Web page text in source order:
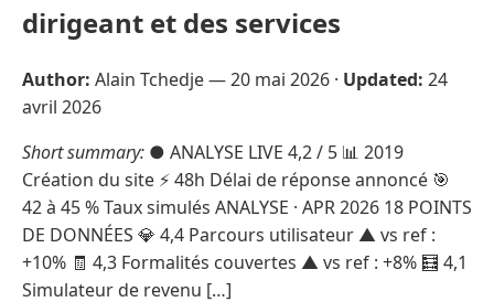
dirigeant et des services
Author: Alain Tchedje —20 mai 2026 · Updated: 24
avril 2026
Short summary: ● ANALYSE LIVE 4,2 / 5 📊 2019
Création du site ⚡ 48h Délai de réponse annoncé 🎯
42 à 45 % Taux simulés ANALYSE · APR 2026 18 POINTS
DE DONNÉES 💎 4,4 Parcours utilisateur ▲ vs ref :
+10% 🧾 4,3 Formalités couvertes ▲ vs ref : +8% 🧮 4,1
Simulateur de revenu […]